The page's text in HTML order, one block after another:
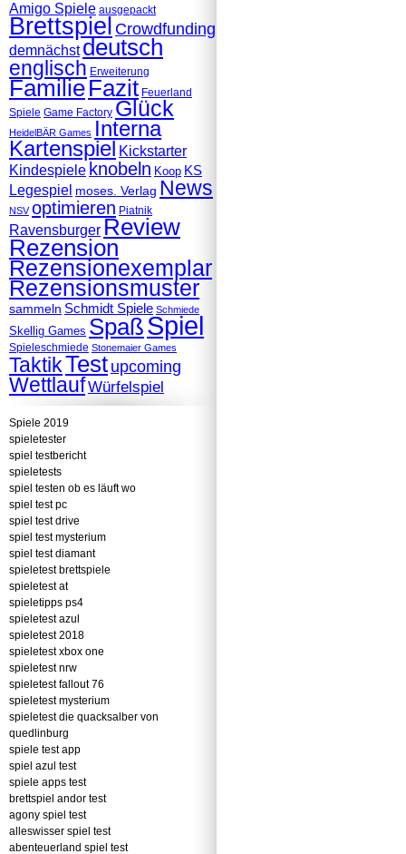
Amigo Spiele ausgepackt
Brettspiel Crowdfunding
demnächst deutsch
englisch Erweiterung
FamilieFazit Feuerland
Spiele Game Factory Glück
HeidelBÄR Games Interna
Kartenspiel Kickstarter
Kindespiele knobeln Koop KS
Legespiel moses. Verlag News
NSV optimieren Piatnik
RavensburgerReview
Rezension
Rezensionexemplar
Rezensionsmuster
sammeln Schmidt Spiele Schmiede
Skellig Games SpaßSpiel
Spieleschmiede Stonemaier Games
TaktikTest upcoming
WettlaufWürfelspiel
Spiele 2019
spieletester
spiel testbericht
spieletests
spiel testen ob es läuft wo
spiel test pc
spiel test drive
spiel test mysterium
spiel test diamant
spieletest brettspiele
spieletest at
spieletipps ps4
spieletest azul
spieletest 2018
spieletest xbox one
spieletest nrw
spieletest fallout 76
spieletest mysterium
spieletest die quacksalber von
quedlinburg
spiele test app
spiel azul test
spiele apps test
brettspiel andor test
agony spiel test
alleswisser spiel test
abenteuerland spiel test